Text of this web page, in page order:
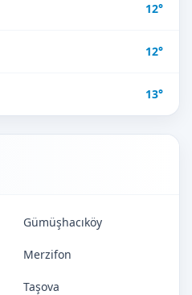
12°
12°
13°
Gümüşhacıköy
Merzifon
Taşova